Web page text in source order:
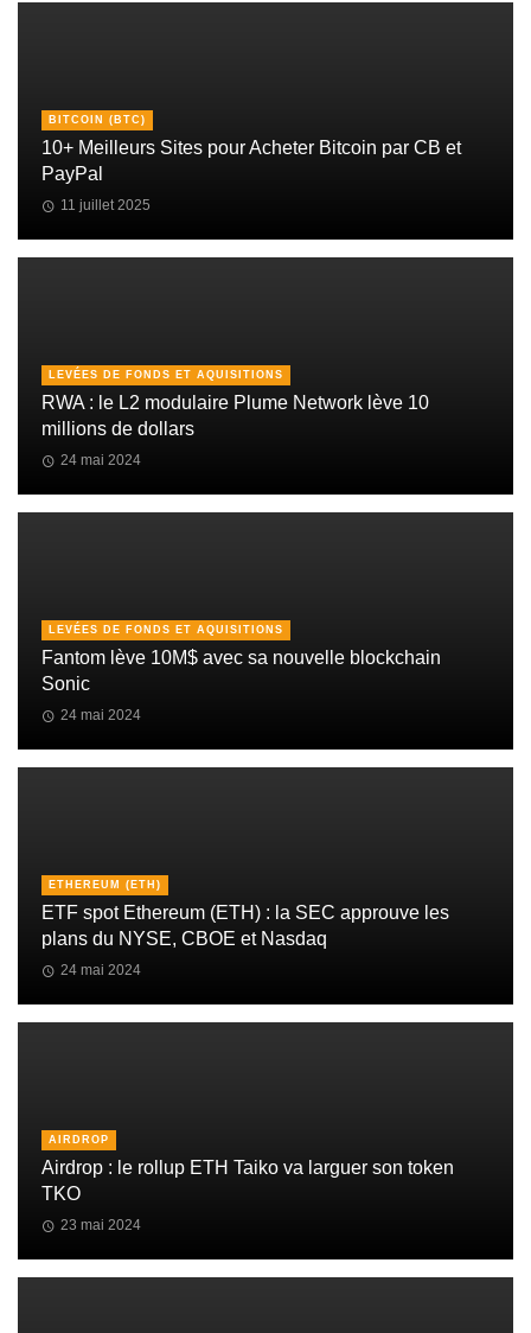
BITCOIN (BTC)
10+ Meilleurs Sites pour Acheter Bitcoin par CB et
PayPal
11 juillet 2025
LEVÉES DE FONDS ET AQUISITIONS
RWA : le L2 modulaire Plume Network lève 10
millions de dollars
24 mai 2024
LEVÉES DE FONDS ET AQUISITIONS
Fantom lève 10M$ avec sa nouvelle blockchain
Sonic
24 mai 2024
ETHEREUM (ETH)
ETF spot Ethereum (ETH) : la SEC approuve les
plans du NYSE, CBOE et Nasdaq
24 mai 2024
AIRDROP
Airdrop : le rollup ETH Taiko va larguer son token
TKO
23 mai 2024